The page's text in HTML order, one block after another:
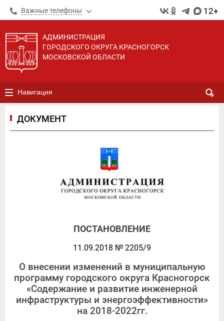
Важные телефоны 12+
АДМИНИСТРАЦИЯ
ГОРОДСКОГО ОКРУГА КРАСНОГОРСК
МОСКОВСКОЙ ОБЛАСТИ
Навигация
ДОКУМЕНТ
ПОСТАНОВЛЕНИЕ
11.09.2018 № 2205/9
О внесении изменений в муниципальную
программу городского округа Красногорск
«Содержание и развитие инженерной
инфраструктуры и энергоэффективности»
на 2018-2022гг.